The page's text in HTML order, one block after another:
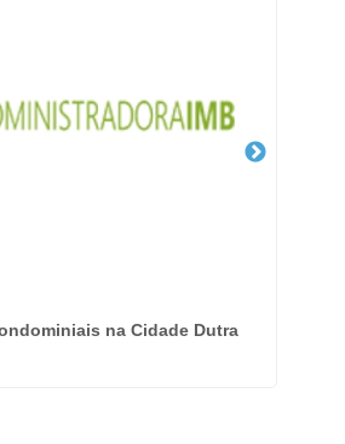
na Cidade Dutra